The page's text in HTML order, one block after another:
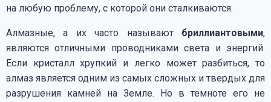
на любую проблему, с которой они сталкиваются.
Алмазные, а их часто называют бриллиантовыми,
являются отличными проводниками света и энергий.
Если кристалл хрупкий и легко может разбиться, то
алмаз является одним из самых сложных и твердых для
разрушения камней на Земле. Но в темноте его не